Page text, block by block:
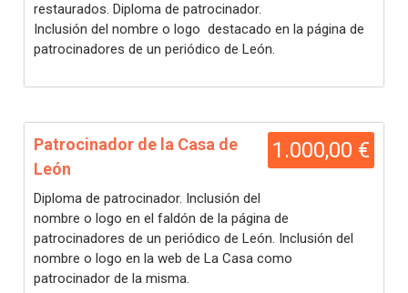
restaurados. Diploma de patrocinador.
Inclusión del nombre o logo destacado en la página de
patrocinadores de un periódico de León.
1.000,00 €
Patrocinador de la Casa de
León
Diploma de patrocinador. Inclusión del
nombre o logo en el faldón de la página de
patrocinadores de un periódico de León. Inclusión del
nombre o logo en la web de La Casa como
patrocinador de la misma.